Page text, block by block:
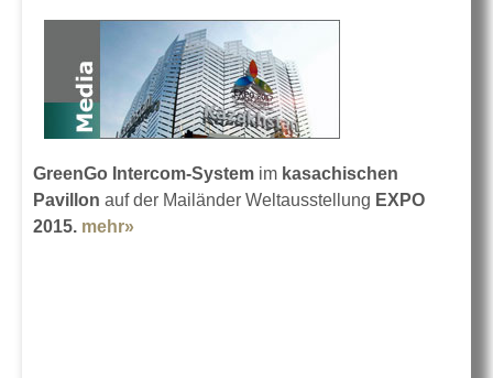
GreenGo Intercom-System im kasachischen
Pavillon auf der Mailänder Weltausstellung EXPO
2015. mehr»